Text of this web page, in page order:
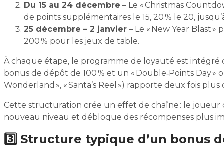
Du 15 au 24 décembre – Le « Christmas
de points supplémentaires le 15, 20 % le 20,
25 décembre – 2 janvier – Le « New Year Blast
200 % pour les jeux de table.
À chaque étape, le programme de loyauté est
bonus de dépôt de 100 % et un « Double‑Points Day
Wonderland », « Santa’s Reel ») rapporte deux fois
Cette structuration crée un effet de chaîne : le
nouveau niveau et débloque des récompenses plus
3️⃣ Structure typique d’un bonus